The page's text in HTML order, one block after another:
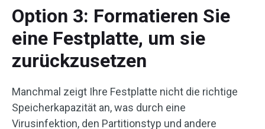
Option 3: Formatieren Sie
eine Festplatte, um sie
zurückzusetzen
Manchmal zeigt Ihre Festplatte nicht die richtige
Speicherkapazität an, was durch eine
Virusinfektion, den Partitionstyp und andere